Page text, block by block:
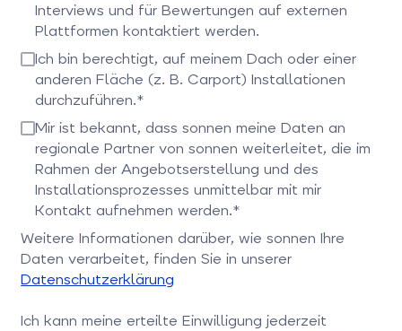
Interviews und für Bewertungen auf externen
Plattformen kontaktiert werden.
Bitte bestätigen Sie dieses Feld
Ich bin berechtigt, auf meinem Dach oder einer
anderen Fläche (z. B. Carport) Installationen
durchzuführen.*
Bitte bestätigen Sie dieses Feld
Mir ist bekannt, dass sonnen meine Daten an
regionale Partner von sonnen weiterleitet, die im
Rahmen der Angebotserstellung und des
Installationsprozesses unmittelbar mit mir
Kontakt aufnehmen werden.*
Bitte bestätigen Sie dieses Feld
Weitere Informationen darüber, wie sonnen Ihre
Daten verarbeitet, finden Sie in unserer
Datenschutzerklärung
Ich kann meine erteilte Einwilligung jederzeit